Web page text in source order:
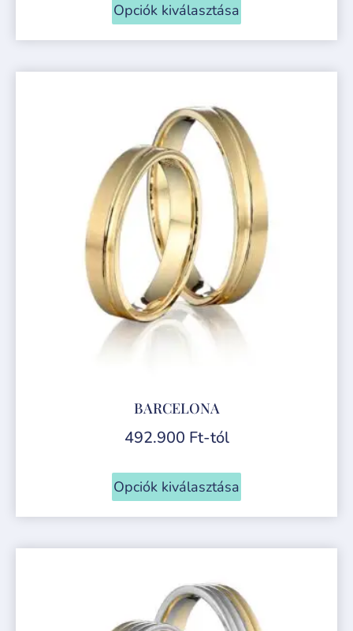
Opciók kiválasztása
BARCELONA
492.900 Ft-tól
Opciók kiválasztása